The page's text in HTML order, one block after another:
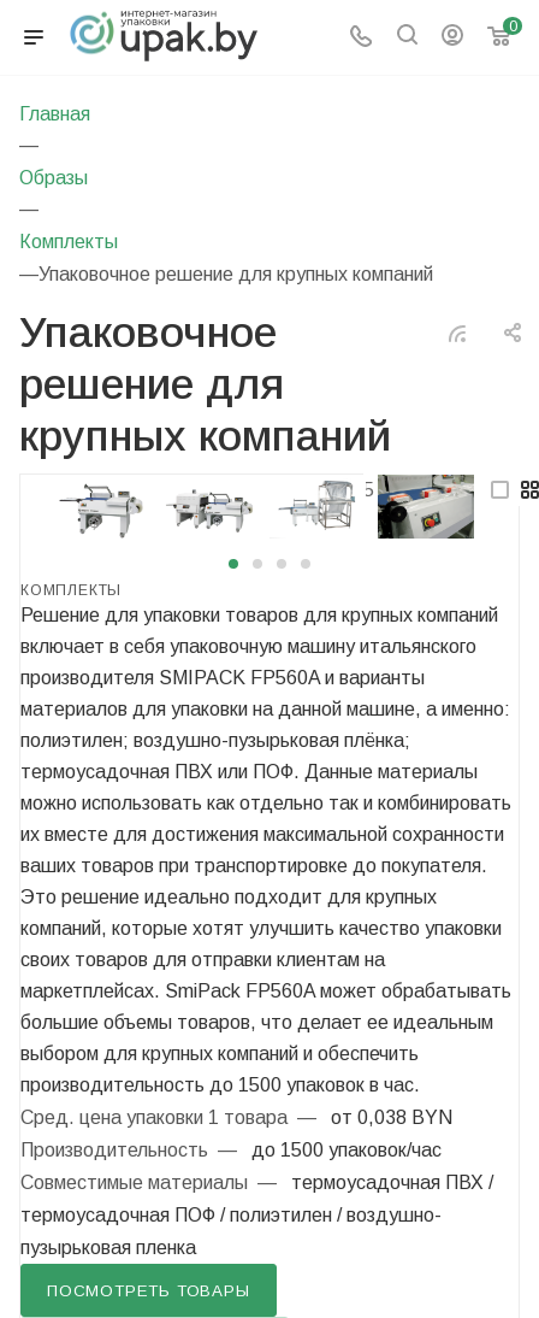
0
Главная
—
Образы
—
Комплекты
—Упаковочное решение для крупных компаний
Упаковочное
решение для
крупных компаний
КОМПЛЕКТЫ
Решение для упаковки товаров для крупных компаний
включает в себя упаковочную машину итальянского
производителя SMIPACK FP560A и варианты
материалов для упаковки на данной машине, а именно:
полиэтилен; воздушно-пузырьковая плёнка;
термоусадочная ПВХ или ПОФ. Данные материалы
можно использовать как отдельно так и комбинировать
их вместе для достижения максимальной сохранности
ваших товаров при транспортировке до покупателя.
Это решение идеально подходит для крупных
компаний, которые хотят улучшить качество упаковки
своих товаров для отправки клиентам на
маркетплейсах. SmiPack FP560A может обрабатывать
большие объемы товаров, что делает ее идеальным
выбором для крупных компаний и обеспечить
производительность до 1500 упаковок в час.
Сред. цена упаковки 1 товара —
от 0,038 BYN
Производительность —
до 1500 упаковок/час
Совместимые материалы —
термоусадочная ПВХ /
термоусадочная ПОФ / полиэтилен / воздушно-
пузырьковая пленка
ПОСМОТРЕТЬ ТОВАРЫ
5 фото —